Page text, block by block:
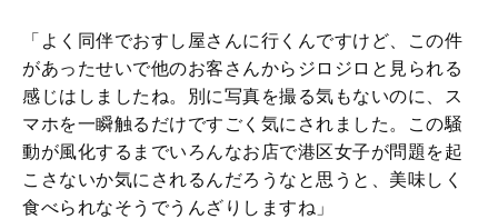
「よく同伴でおすし屋さんに行くんですけど、この件
があったせいで他のお客さんからジロジロと見られる
感じはしましたね。別に写真を撮る気もないのに、ス
マホを一瞬触るだけですごく気にされました。この騒
動が風化するまでいろんなお店で港区女子が問題を起
こさないか気にされるんだろうなと思うと、美味しく
食べられなそうでうんざりしますね」